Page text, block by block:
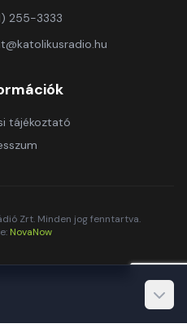
255-3333
tájékoztató
Zrt. Minden jog fenntartva.
NovaNow